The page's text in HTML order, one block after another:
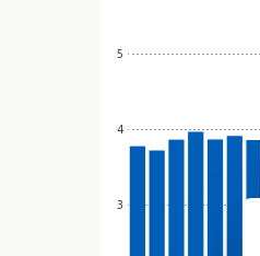
3
4
5